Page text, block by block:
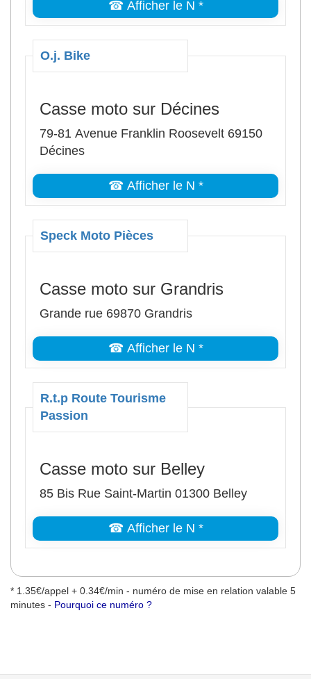
☎ Afficher le N *
O.j. Bike
Casse moto sur Décines
79-81 Avenue Franklin Roosevelt 69150
Décines
☎ Afficher le N *
Speck Moto Pièces
Casse moto sur Grandris
Grande rue 69870 Grandris
☎ Afficher le N *
R.t.p Route Tourisme
Passion
Casse moto sur Belley
85 Bis Rue Saint-Martin 01300 Belley
☎ Afficher le N *
* 1.35€/appel + 0.34€/min - numéro de mise en relation valable 5
minutes - Pourquoi ce numéro ?